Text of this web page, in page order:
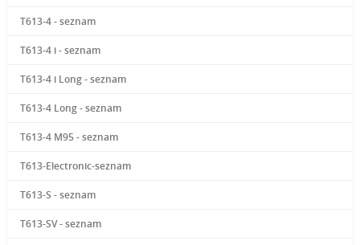
T613-4 - seznam
T613-4 i - seznam
T613-4 i Long - seznam
T613-4 Long - seznam
T613-4 M95 - seznam
T613-Electronic-seznam
T613-S - seznam
T613-SV - seznam